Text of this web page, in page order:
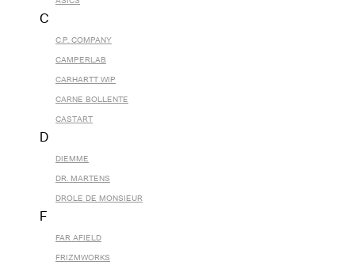
C
C.P. COMPANY
CAMPERLAB
CARHARTT WIP
CARNE BOLLENTE
CASTART
D
DIEMME
DR. MARTENS
DROLE DE MONSIEUR
F
FAR AFIELD
FRIZMWORKS